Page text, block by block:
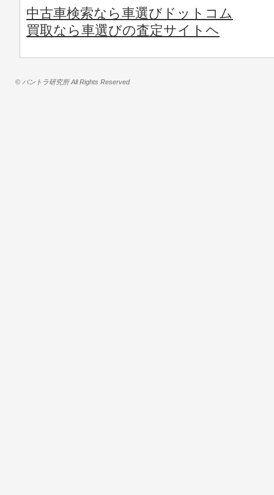
中古車検索なら車選びドットコム
買取なら車選びの査定サイトヘ
© バントラ研究所 All Rights Reserved